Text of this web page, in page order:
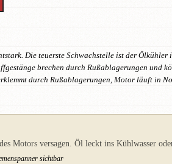
Die teuerste Schwachstelle ist der
brechen durch Rußablagerungen und
durch Rußablagerungen, Motor läuft in
Motors versagen. Öl leckt ins Kühlwasser
sichtbar